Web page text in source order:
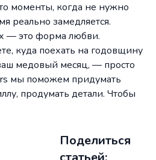
моменты, когда не нужно
реально замедляется.
— это форма любви.
куда поехать на годовщину
медовый месяц, — просто
мы поможем придумать
продумать детали. Чтобы
Поделиться